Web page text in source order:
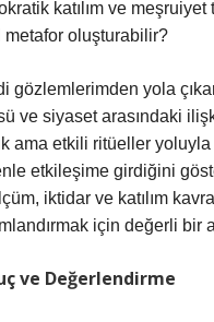
katılım ve meşruiyet
metafor oluşturabilir?
gözlemlerimden yola
ve siyaset arasındaki
ama etkili ritüeller yoluyla
etkileşime girdiğini
iktidar ve katılım
için değerli bir
ve Değerlendirme